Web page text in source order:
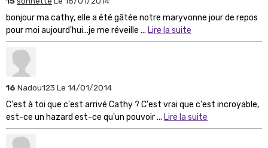
bonjour ma cathy, elle a été gâtée notre maryvonne jour de repos
pour moi aujourd'hui...je me réveille ... Lire la suite
16 Nadou123 Le 14/01/2014
C'est à toi que c'est arrivé Cathy ? C'est vrai que c'est incroyable,
est-ce un hazard est-ce qu'un pouvoir ... Lire la suite